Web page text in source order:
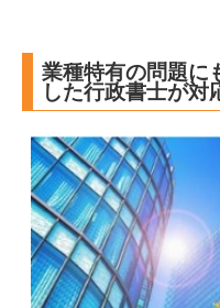
業種特有の問題に
した行政書士が対